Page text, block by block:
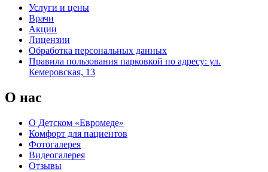
Услуги и цены
Врачи
Акции
Лицензии
Обработка персональных данных
Правила пользования парковкой по адресу: ул.
Кемеровская, 13
О нас
О Детском «Евромеде»
Комфорт для пациентов
Фотогалерея
Видеогалерея
Отзывы